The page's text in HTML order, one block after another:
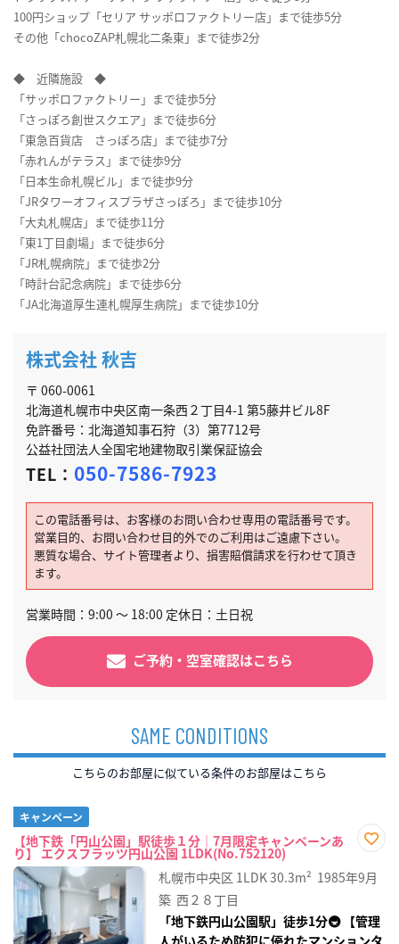
100円ショップ「セリア サッポロファクトリー店」まで徒歩5分
その他「chocoZAP札幌北二条東」まで徒歩2分
◆ 近隣施設 ◆
「サッポロファクトリー」まで徒歩5分
「さっぽろ創世スクエア」まで徒歩6分
「東急百貨店 さっぽろ店」まで徒歩7分
「赤れんがテラス」まで徒歩9分
「日本生命札幌ビル」まで徒歩9分
「JRタワーオフィスプラザさっぽろ」まで徒歩10分
「大丸札幌店」まで徒歩11分
「東1丁目劇場」まで徒歩6分
「JR札幌病院」まで徒歩2分
「時計台記念病院」まで徒歩6分
「JA北海道厚生連札幌厚生病院」まで徒歩10分
株式会社 秋吉
〒 060-0061
北海道札幌市中央区南一条西２丁目4-1 第5藤井ビル8F
免許番号：北海道知事石狩（3）第7712号
公益社団法人全国宅地建物取引業保証協会
TEL： 050-7586-7923
この電話番号は、お客様のお問い合わせ専用の電話番号です。
営業目的、お問い合わせ目的外でのご利用はご遠慮下さい。
悪質な場合、サイト管理者より、損害賠償請求を行わせて頂き
ます。
営業時間：9:00 〜 18:00 定休日：土日祝
ご予約・空室確認はこちら
SAME CONDITIONS
こちらのお部屋に似ている条件のお部屋はこちら
キャンペーン
【地下鉄「円山公園」駅徒歩１分｜7月限定キャンペーンあ
り】 エクスフラッツ円山公園 1LDK(No.752120)
に入
り登
札幌市中央区 1LDK30.3m² 1985年9月
築 西２８丁目
「地下鉄円山公園駅」徒歩1分🚇 【管理
人がいるため防犯に優れたマンションタ